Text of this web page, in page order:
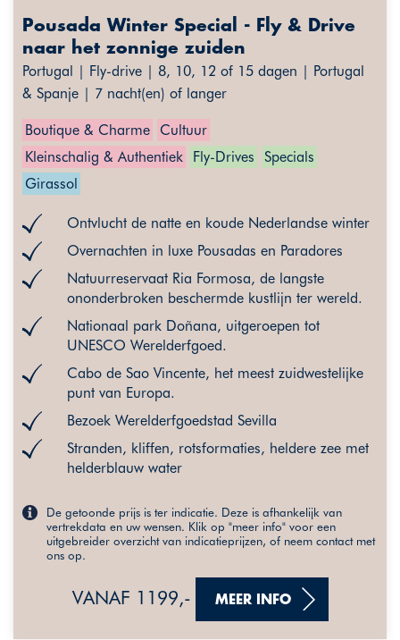
Pousada Winter Special - Fly & Drive
naar het zonnige zuiden
Portugal | Fly-drive | 8, 10, 12 of 15 dagen | Portugal
& Spanje | 7 nacht(en) of langer
Boutique & Charme Cultuur
Kleinschalig & Authentiek
Fly-Drives
Specials
Girassol
Ontvlucht de natte en koude Nederlandse winter
Overnachten in luxe Pousadas en Paradores
Natuurreservaat Ria Formosa, de langste
ononderbroken beschermde kustlijn ter wereld.
Nationaal park Doñana, uitgeroepen tot
UNESCO Werelderfgoed.
Cabo de Sao Vincente, het meest zuidwestelijke
punt van Europa.
Bezoek Werelderfgoedstad Sevilla
Stranden, kliffen, rotsformaties, heldere zee met
helderblauw water
De getoonde prijs is ter indicatie. Deze is afhankelijk van
vertrekdata en uw wensen. Klik op "meer info" voor een
uitgebreider overzicht van indicatieprijzen, of neem contact met
ons op.
VANAF 1199,- MEER INFO